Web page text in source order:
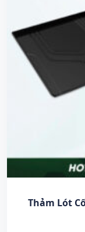
Thảm Lót